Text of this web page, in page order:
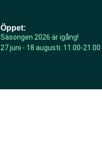
Öppet:
Säsongen 2026 är igång!
27 juni - 18 augusti: 11.00-21.00